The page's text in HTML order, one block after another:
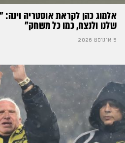
אלמוג כהן לקראת אוסטריה
שלנו ולנצח, כמו כל משחק״
5 אוגוסט 2026